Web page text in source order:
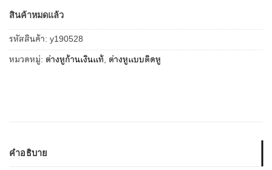
สินค้าหมดแล้ว
รหัสสินค้า: y190528
หมวดหมู่: ต่างหูก้านเงินแท้, ต่างหูแบบติดหู
คำอธิบาย